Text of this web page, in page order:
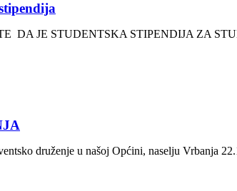
DA JE STUDENTSKA STIPENDIJA ZA
druženje u našoj Općini, naselju Vrbanja